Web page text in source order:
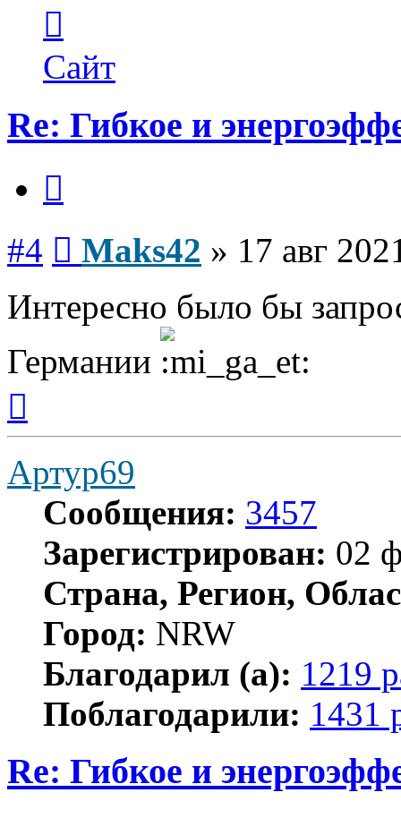
пользователя
Maks42
Сайт
Re: Гибкое и
#4 Maks42 » 17 авг
Интересно было бы
Германии
началу
Артур69
Сообщения: 3457
Зарегистрирован: 02
Страна, Регион,
Город: NRW
Благодарил (а): 1219
Поблагодарили: 1431
Re: Гибкое и